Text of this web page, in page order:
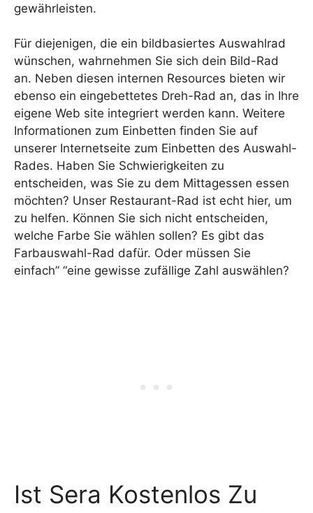
gewährleisten.
Für diejenigen, die ein bildbasiertes Auswahlrad
wünschen, wahrnehmen Sie sich dein Bild-Rad
an. Neben diesen internen Resources bieten wir
ebenso ein eingebettetes Dreh-Rad an, das in Ihre
eigene Web site integriert werden kann. Weitere
Informationen zum Einbetten finden Sie auf
unserer Internetseite zum Einbetten des Auswahl-
Rades. Haben Sie Schwierigkeiten zu
entscheiden, was Sie zu dem Mittagessen essen
möchten? Unser Restaurant-Rad ist echt hier, um
zu helfen. Können Sie sich nicht entscheiden,
welche Farbe Sie wählen sollen? Es gibt das
Farbauswahl-Rad dafür. Oder müssen Sie
einfach” “eine gewisse zufällige Zahl auswählen?
Ist Sera Kostenlos Zu